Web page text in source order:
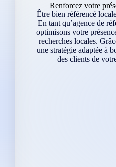
Renforcez votre
Être bien référencé
En tant qu’agence de
optimisons votre
recherches locales.
une stratégie adaptée à
des clients de